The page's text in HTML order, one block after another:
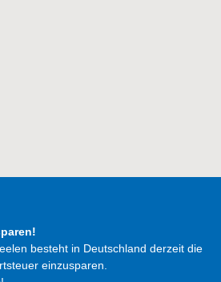
besteht in Deutschland derzeit die
einzusparen.